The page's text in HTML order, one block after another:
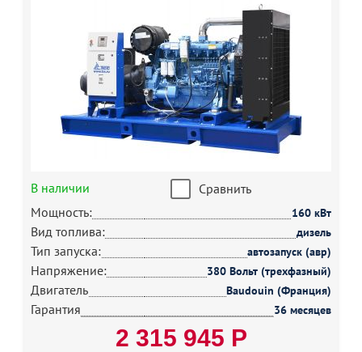
В наличии
Сравнить
Мощность:
160 кВт
Вид топлива: дизель
Тип запуска: автозапуск (авр)
Напряжение: 380 Вольт (трехфазный)
Двигатель Baudouin (Франция)
Гарантия 36 месяцев
2 315 945 Р